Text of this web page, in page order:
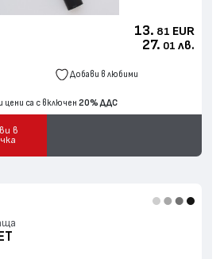
13. 81 EUR
27. 01 лв.
Добави в любими
цени са с включен 20% ДДС
в